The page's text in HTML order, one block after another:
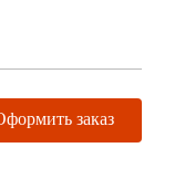
заказ